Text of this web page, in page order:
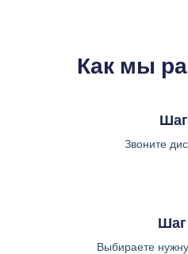
Как мы
Шаг
Звоните
Выбираете